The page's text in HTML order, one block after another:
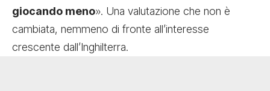
giocando meno». Una valutazione che non è
cambiata, nemmeno di fronte all’interesse
crescente dall’Inghilterra.